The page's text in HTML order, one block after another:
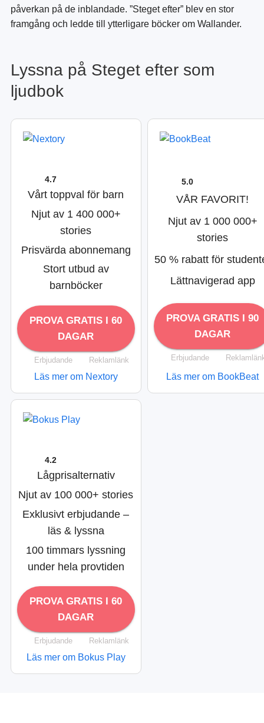
påverkan på de inblandade. ”Steget efter” blev en stor
framgång och ledde till ytterligare böcker om Wallander.
Lyssna på Steget efter som
ljudbok
4.7
Vårt toppval för barn
Njut av 1 400 000+
stories
Prisvärda abonnemang
Stort utbud av
barnböcker
PROVA GRATIS I 60
DAGAR
Erbjudande Reklamlänk
Läs mer om Nextory
5.0
VÅR FAVORIT!
Njut av 1 000 000+
stories
50 % rabatt för
Lättnavigerad app
PROVA GRATIS I 90
DAGAR
Erbjudande
Läs mer om BookBeat
4.2
Lågprisalternativ
Njut av 100 000+ stories
Exklusivt erbjudande –
läs & lyssna
100 timmars lyssning
under hela provtiden
PROVA GRATIS I 60
DAGAR
Erbjudande Reklamlänk
Läs mer om Bokus Play